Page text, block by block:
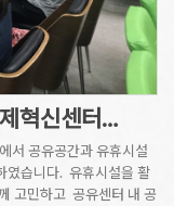
혁신센터…
공유공간과 유휴시설
였습니다. 유휴시설을 활
고민하고 공유센터 내 공